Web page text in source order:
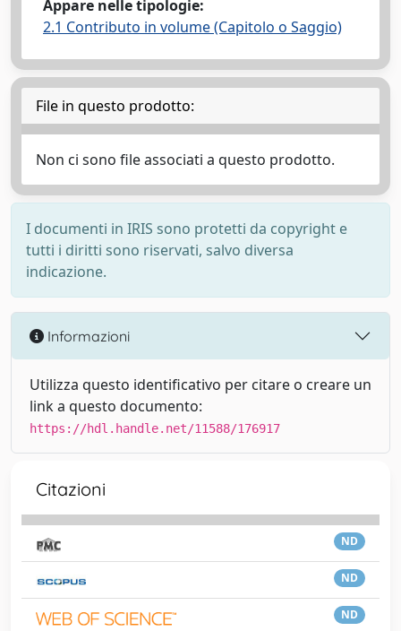
Appare nelle tipologie:
2.1 Contributo in volume (Capitolo o Saggio)
File in questo prodotto:
Non ci sono file associati a questo prodotto.
I documenti in IRIS sono protetti da copyright e
tutti i diritti sono riservati, salvo diversa
indicazione.
Informazioni
Utilizza questo identificativo per citare o creare un
link a questo documento:
https://hdl.handle.net/11588/176917
Citazioni
ND
ND
ND